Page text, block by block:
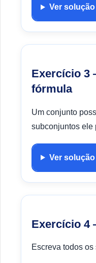
Ver solução
Exercício 3
fórmula
Um conjunto
subconjuntos ele
Ver solução
Exercício 4
Escreva todos